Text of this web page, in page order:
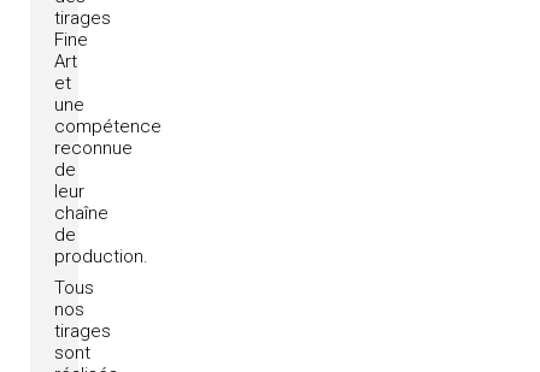
tirages
Fine
Art
et
une
compétence
reconnue
de
leur
chaîne
de
production.
Tous
nos
tirages
sont